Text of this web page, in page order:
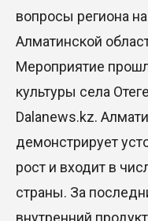
«EcoForest»
Июль и август —
аллергиков. Как
действительно
HONOR расширяет
вопросы региона
Алматинской
Мероприятие
культуры села
Dalanews.kz.
демонстрирует
рост и входит в
страны. За
внутренний